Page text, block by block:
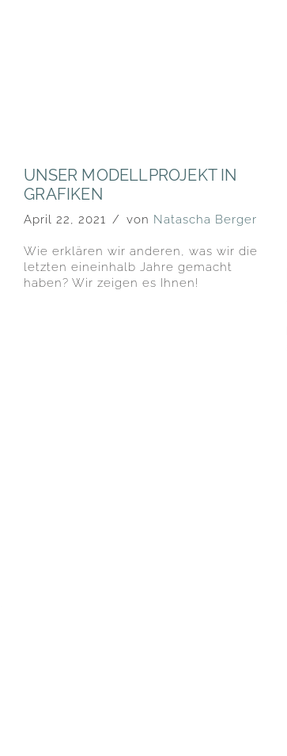
UNSER MODELLPROJEKT IN
GRAFIKEN
April 22, 2021 von Natascha Berger
Wie erklären wir anderen, was wir die
letzten eineinhalb Jahre gemacht
haben? Wir zeigen es Ihnen!